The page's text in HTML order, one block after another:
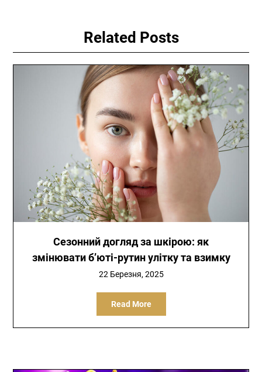
Related Posts
Сезонний догляд за шкірою: як
змінювати б’юті-рутин улітку та взимку
22 Березня, 2025
Read More